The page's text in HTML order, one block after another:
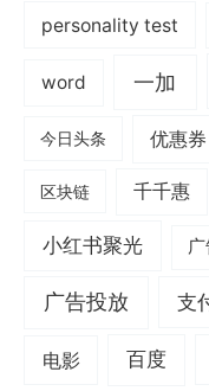
personality test
word 一加
今日头条 优惠券
区块链 千千惠
小红书聚光
广告投放 支
电影 百度